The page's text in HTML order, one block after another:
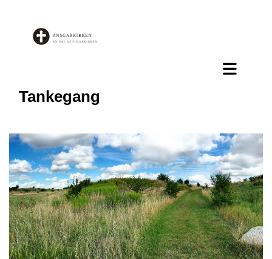
Tankegang